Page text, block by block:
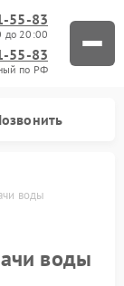
55-83
до 20:00
55-83
по РФ
воды
воды